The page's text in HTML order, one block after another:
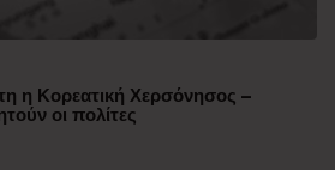
η Κορεατική Χερσόνησος –
οι πολίτες